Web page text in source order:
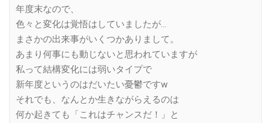
年度末なので、
色々と変化は覚悟はしていましたが…
まさかの出来事がいくつかありまして。
あまり何事にも動じないと思われていますが
私って結構変化には弱いタイプで
新年度というのはだいたい憂鬱ですw
それでも、なんとか生きながらえるのは
何か起きても「これはチャンスだ！」と